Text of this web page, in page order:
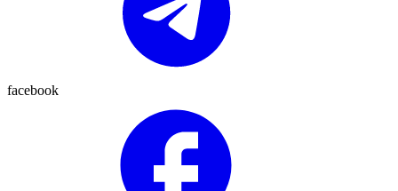
facebook